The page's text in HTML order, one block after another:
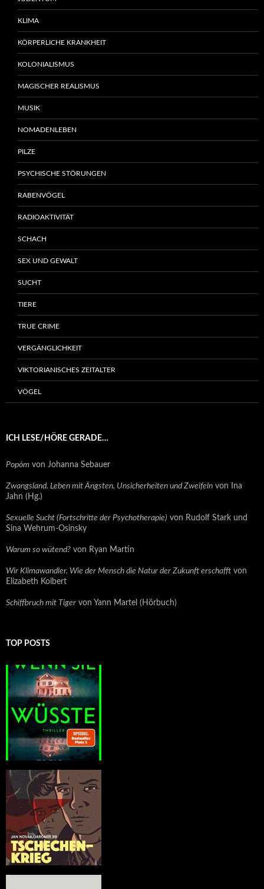
KLIMA
KÖRPERLICHE KRANKHEIT
KOLONIALISMUS
MAGISCHER REALISMUS
MUSIK
NOMADENLEBEN
PILZE
PSYCHISCHE STÖRUNGEN
RABENVÖGEL
RADIOAKTIVITÄT
SCHACH
SEX UND GEWALT
SUCHT
TIERE
TRUE CRIME
VERGÄNGLICHKEIT
VIKTORIANISCHES ZEITALTER
VÖGEL
ICH LESE/HÖRE GERADE…
Popóm von Johanna Sebauer
Zwangsland. Leben mit Ängsten, Unsicherheiten und Zweifeln von Ina
Jahn (Hg.)
Sexuelle Sucht (Fortschritte der Psychotherapie) von Rudolf Stark und
Sina Wehrum-Osinsky
Warum so wütend? von Ryan Martin
Wir Klimawandler. Wie der Mensch die Natur der Zukunft erschafft von
Elizabeth Kolbert
Schiffbruch mit Tiger von Yann Martel (Hörbuch)
TOP POSTS